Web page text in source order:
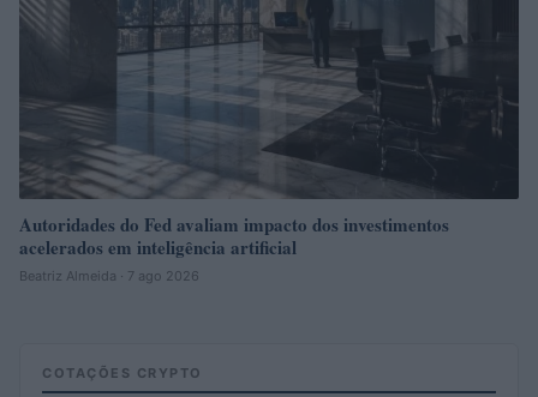
Autoridades do Fed avaliam impacto dos investimentos
acelerados em inteligência artificial
Beatriz Almeida · 7 ago 2026
COTAÇÕES CRYPTO